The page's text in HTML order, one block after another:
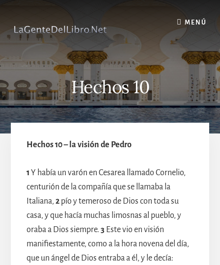
content
MENÚ
Hechos 10
Hechos 10 – la visión de Pedro
1 Y había un varón en Cesarea llamado Cornelio,
centurión de la compañía que se llamaba la
Italiana, 2pío y temeroso de Dios con toda su
casa, y que hacía muchas limosnas al pueblo, y
oraba a Dios siempre. 3 Este vio en visión
manifiestamente, como a la hora novena del día,
que un ángel de Dios entraba a él, y le decía: